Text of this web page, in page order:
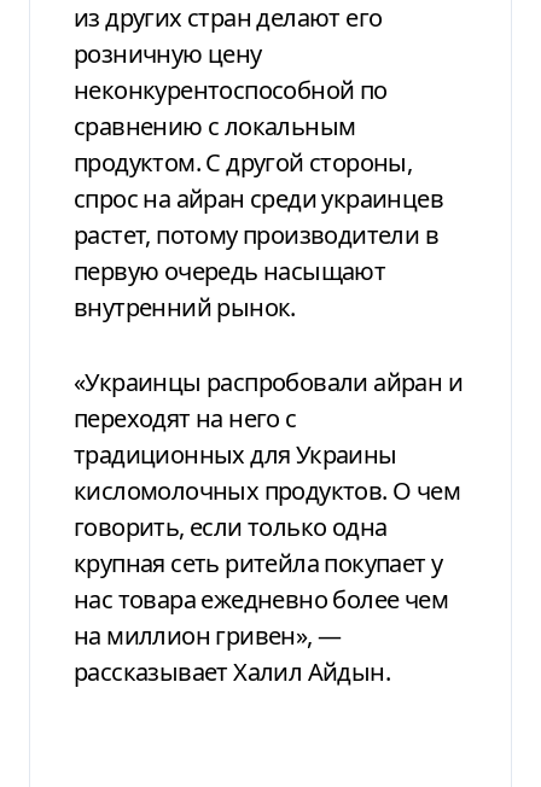
из других стран делают его
розничную цену
неконкурентоспособной по
сравнению с локальным
продуктом. С другой стороны,
спрос на айран среди украинцев
растет, потому производители в
первую очередь насыщают
внутренний рынок.
«Украинцы распробовали айран и
переходят на него с
традиционных для Украины
кисломолочных продуктов. О чем
говорить, если только одна
крупная сеть ритейла покупает у
нас товара ежедневно более чем
на миллион гривен», —
рассказывает Халил Айдын.